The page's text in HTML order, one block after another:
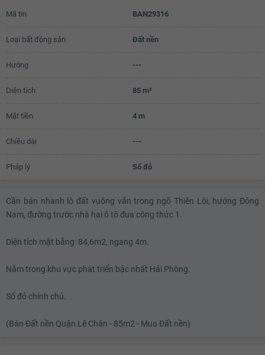
Mã tin BAN29316
Loại bất động sản Đất nền
Hướng ---
Diện tích 85 m²
Mặt tiền 4 m
Chiều dài ---
Pháp lý Sổ đỏ
Cần bán nhanh lô đất vuông vắn trong ngõ Thiên Lôi, hướng Đông
Nam, đường trước nhà hai ô tô đua công thức 1.
Diện tích mặt bằng: 84,6m2, ngang 4m.
Nằm trong khu vực phát triển bậc nhất Hải Phòng.
Sổ đỏ chính chủ.
(Bán Đất nền Quận Lê Chân - 85m2 - Mua Đất nền)